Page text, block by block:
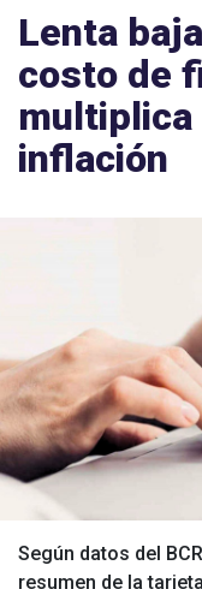
Lenta
costo de
multiplica
inflación
Según datos del
resumen de la